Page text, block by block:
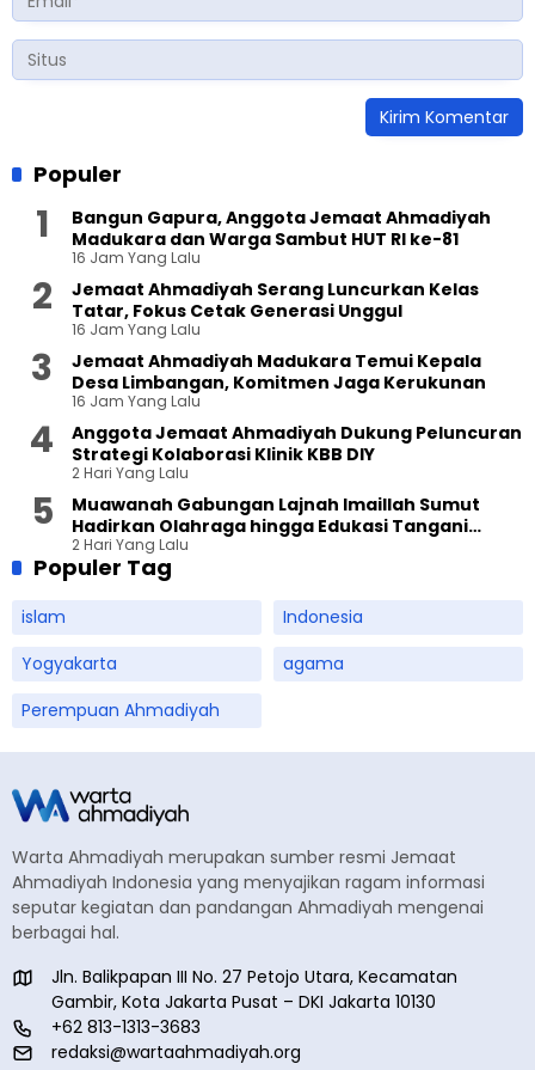
Populer
Bangun Gapura, Anggota Jemaat Ahmadiyah
Madukara dan Warga Sambut HUT RI ke-81
16 Jam Yang Lalu
Jemaat Ahmadiyah Serang Luncurkan Kelas
Tatar, Fokus Cetak Generasi Unggul
16 Jam Yang Lalu
Jemaat Ahmadiyah Madukara Temui Kepala
Desa Limbangan, Komitmen Jaga Kerukunan
16 Jam Yang Lalu
Anggota Jemaat Ahmadiyah Dukung Peluncuran
Strategi Kolaborasi Klinik KBB DIY
2 Hari Yang Lalu
Muawanah Gabungan Lajnah Imaillah Sumut
Hadirkan Olahraga hingga Edukasi Tangani
Sampah
2 Hari Yang Lalu
Populer Tag
islam
Indonesia
Yogyakarta
agama
Perempuan Ahmadiyah
Warta Ahmadiyah merupakan sumber resmi Jemaat
Ahmadiyah Indonesia yang menyajikan ragam informasi
seputar kegiatan dan pandangan Ahmadiyah mengenai
berbagai hal.
Jln. Balikpapan III No. 27 Petojo Utara, Kecamatan
Gambir, Kota Jakarta Pusat – DKI Jakarta 10130
+62 813-1313-3683
redaksi@wartaahmadiyah.org